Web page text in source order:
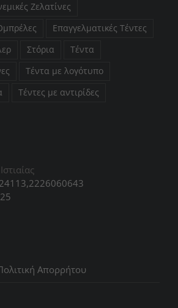
Ζελατίνες
Επαγγελματικές Τέντες
Στόρια
Τέντα
Τέντα με λογότυπο
Τέντες με αντιρίδες
Απορρήτου